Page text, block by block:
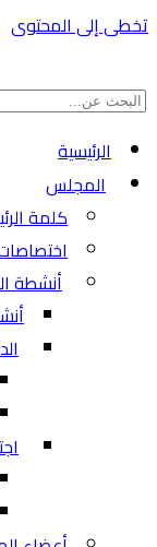
تخطى إلى المحتوى
البحث
الرئيسية
المجلس
كلمة
أنشطة